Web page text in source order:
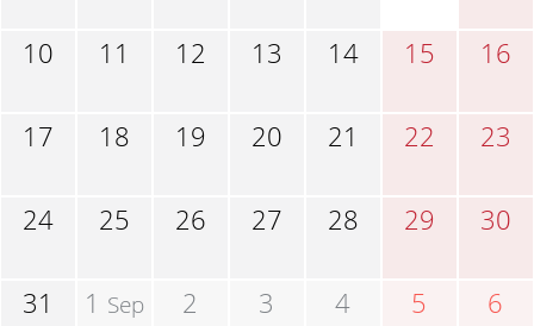
10 11 12 13 14 15 16
17 18 19 20 21 22 23
24 25 26 27 28 29 30
31 1 Sep 2 3 4 5 6